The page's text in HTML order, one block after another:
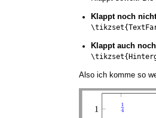
Klappt noch nicht
Klappt auch
Also ich komme so